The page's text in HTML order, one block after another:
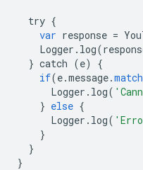
try {
var response =
Logger . log(
} catch (e)
{
if(e.message.match
Logger . log(
} else {
Logger . log(
}
}
}